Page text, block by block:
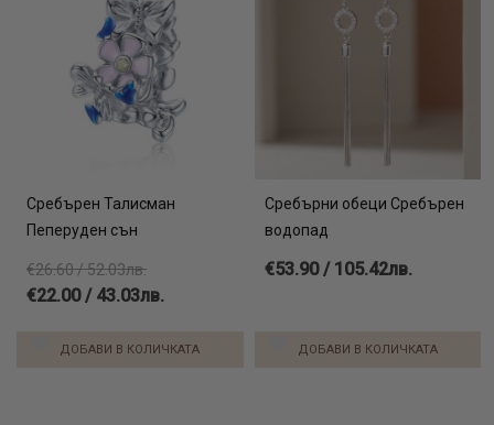
Сребърен Талисман
Пеперуден сън
€26.60 / 52.03лв.
€22.00 / 43.03лв.
ДОБАВИ В КОЛИЧКАТА
Сребърни обеци Сребърен
водопад
€53.90 / 105.42лв.
ДОБАВИ В КОЛИЧКАТА